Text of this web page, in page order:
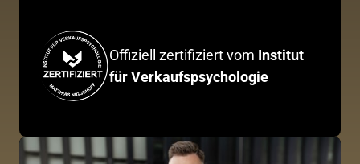
Offiziell zertifiziert vom Institut
für Verkaufspsychologie